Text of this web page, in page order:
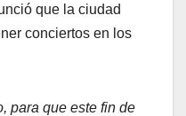
que la ciudad
conciertos en los
para que este fin de